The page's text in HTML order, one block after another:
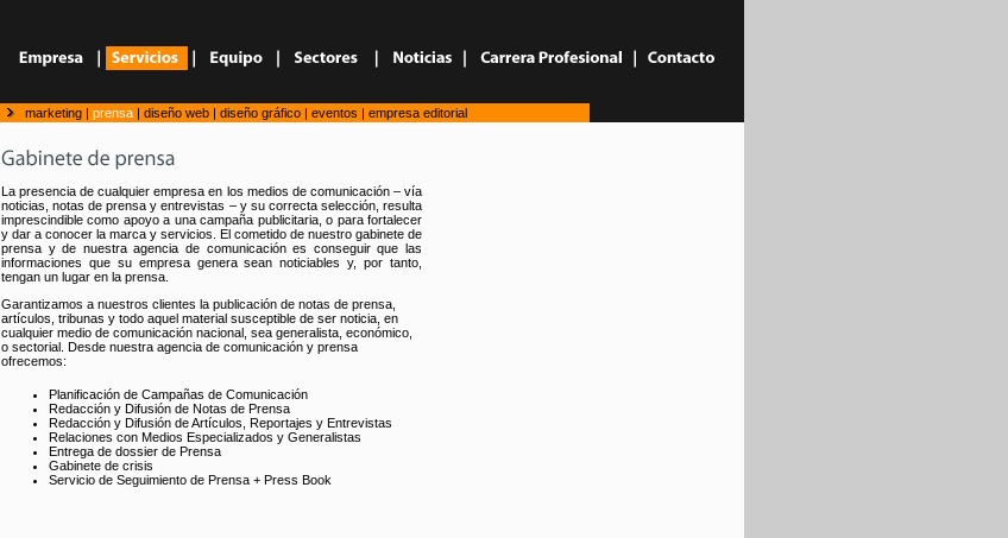
marketing | prensa | diseño web | diseño gráfico | eventos | empresa editorial
La presencia de cualquier empresa en los medios de comunicación – vía
noticias, notas de prensa y entrevistas – y su correcta selección, resulta
imprescindible como apoyo a una campaña publicitaria, o para fortalecer
y dar a conocer la marca y servicios. El cometido de nuestro gabinete de
prensa y de nuestra agencia de comunicación es conseguir que las
informaciones que su empresa genera sean noticiables y, por tanto,
tengan un lugar en la prensa.
Garantizamos a nuestros clientes la publicación de notas de prensa,
artículos, tribunas y todo aquel material susceptible de ser noticia, en
cualquier medio de comunicación nacional, sea generalista, económico,
o sectorial. Desde nuestra agencia de comunicación y prensa
ofrecemos:
Planificación de Campañas de Comunicación
Redacción y Difusión de Notas de Prensa
Redacción y Difusión de Artículos, Reportajes y Entrevistas
Relaciones con Medios Especializados y Generalistas
Entrega de dossier de Prensa
Gabinete de crisis
Servicio de Seguimiento de Prensa + Press Book